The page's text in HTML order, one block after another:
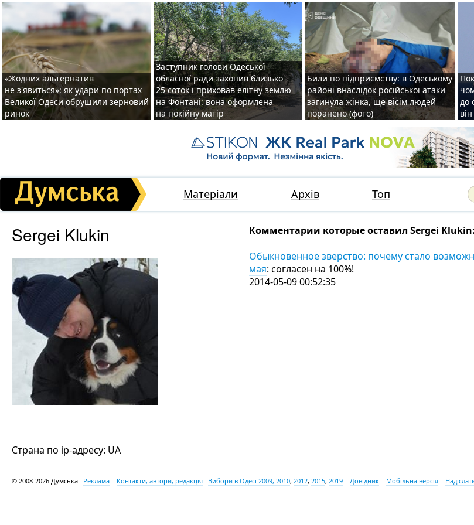
«Жодних альтернатив
не з'явиться»: як удари по портах
Великої Одеси обрушили зерновий
ринок
Заступник голови Одеської
обласної ради захопив близько
25 соток і приховав елітну землю
на Фонтані: вона оформлена
на покійну матір
Били по підприємству: в Одеському
районі внаслідок російської атаки
загинула жінка, ще вісім людей
поранено (фото)
до
Матеріали Архів Топ
Sergei Klukin
Страна по ip-адресу: UA
Комментарии которые оставил Sergei Klukin:
Обыкновенное зверство: почему стало
мая: согласен на 100%!
2014-05-09 00:52:35
© 2008-2026 Думська Реклама Контакти, автори, редакція Вибори в Одесі 2009, 2010, 2012, 2015, 2019 Довідник Мобільна версія